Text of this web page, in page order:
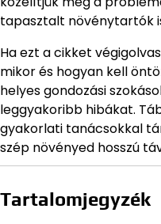
tapasztalt növénytartók
Ha ezt a cikket
mikor és hogyan kell
helyes gondozási
leggyakoribb hibákat.
gyakorlati tanácsokkal
szép növényed hosszú
Tartalomjegyzék